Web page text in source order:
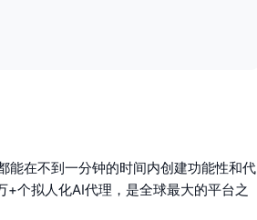
能在不到一分钟的时间内创建功能性和代
个拟人化AI代理，是全球最大的平台之